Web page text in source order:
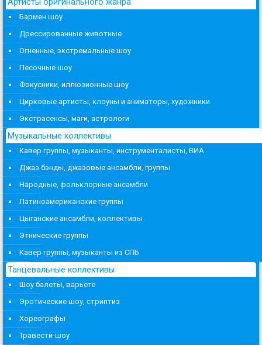
Бармен шоу
Дрессированные животные
Огненные, экстремальные шоу
Песочные шоу
Фокусники, иллюзионные шоу
Цирковые артисты, клоуны и аниматоры, художники
Экстрасенсы, маги, астрологи
Музыкальные коллективы
Кавер группы, музыканты, инструменталисты, ВИА
Джаз бэнды, джазовые ансамбли, группы
Народные, фольклорные ансамбли
Латиноамериканские группы
Цыганские ансамбли, коллективы
Этнические группы
Кавер группы, музыканты из СПБ
Танцевальные коллективы
Шоу балеты, варьете
Эротические шоу, стриптиз
Хореографы
Травести-шоу